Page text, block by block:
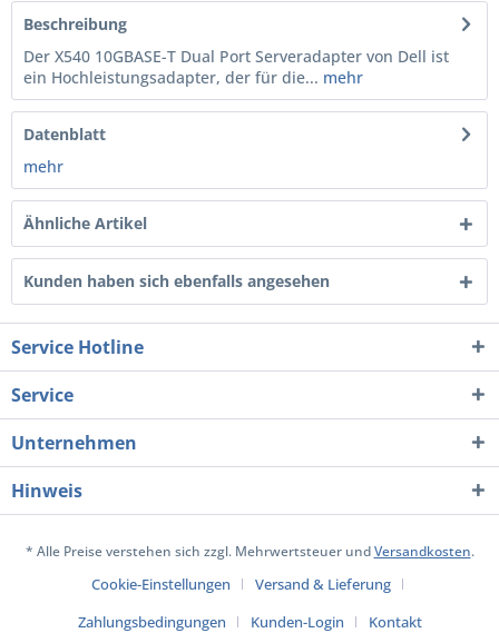
Beschreibung
Der X540 10GBASE-T Dual Port Serveradapter von Dell ist
ein Hochleistungsadapter, der für die... mehr
Datenblatt
mehr
Ähnliche Artikel
Kunden haben sich ebenfalls angesehen
Service Hotline
Service
Unternehmen
Hinweis
* Alle Preise verstehen sich zzgl. Mehrwertsteuer undVersandkosten.
Cookie-Einstellungen
Versand & Lieferung
Zahlungsbedingungen
Kunden-Login Kontakt